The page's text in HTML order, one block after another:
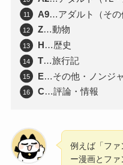
A9…アダルト（その
Z…動物
H…歴史
T…旅行記
E…その他・ノンジ
C…評論・情報
例えば「フ
ー漫画とフ